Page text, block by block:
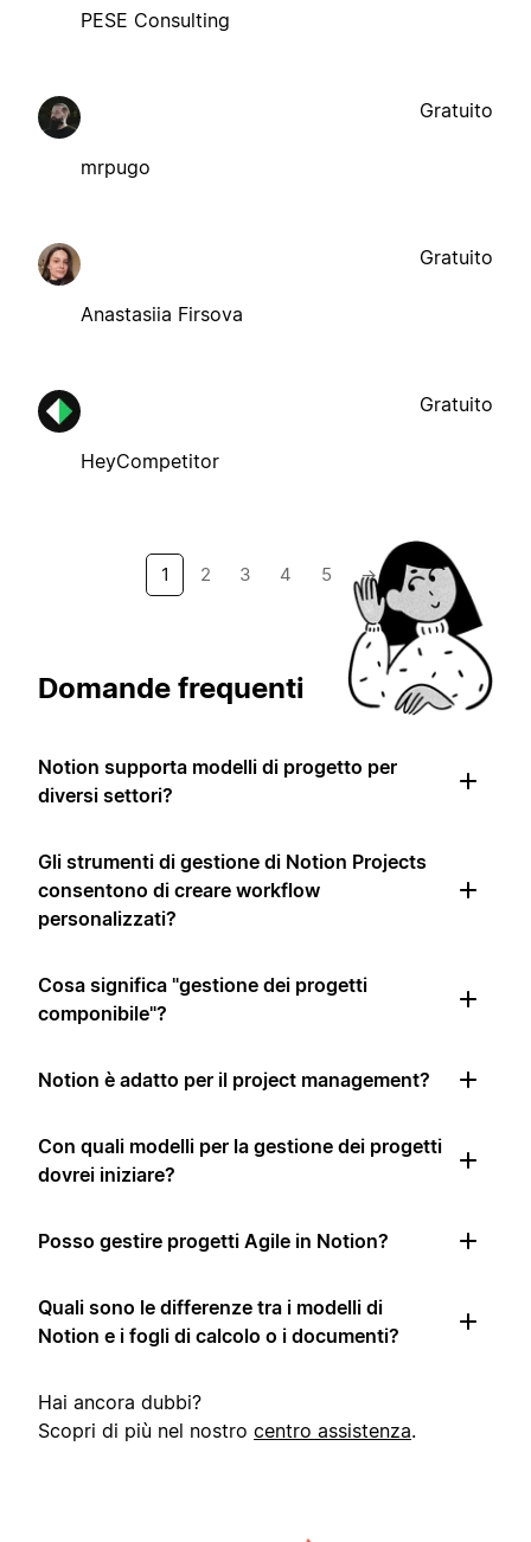
PESE Consulting
mrpugo
Gratuito
Anastasiia Firsova
Gratuito
HeyCompetitor
Gratuito
1 2 3 4 5 →
Domande frequenti
Notion supporta modelli di progetto per
diversi settori?
Gli strumenti di gestione di Notion Projects
consentono di creare workflow
personalizzati?
Cosa significa "gestione dei progetti
componibile"?
Notion è adatto per il project management?
Con quali modelli per la gestione dei progetti
dovrei iniziare?
Posso gestire progetti Agile in Notion?
Quali sono le differenze tra i modelli di
Notion e i fogli di calcolo o i documenti?
Hai ancora dubbi?
Scopri di più nel nostro centro assistenza.